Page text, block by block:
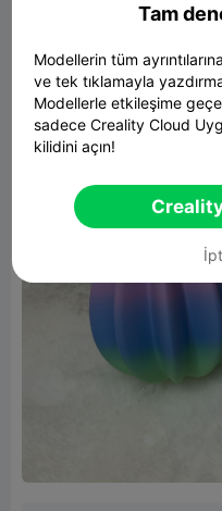
Tam
Modellerin tüm
ve tek tıklamayla
Modellerle etkileşime
sadece Creality Cloud
kilidini açın!